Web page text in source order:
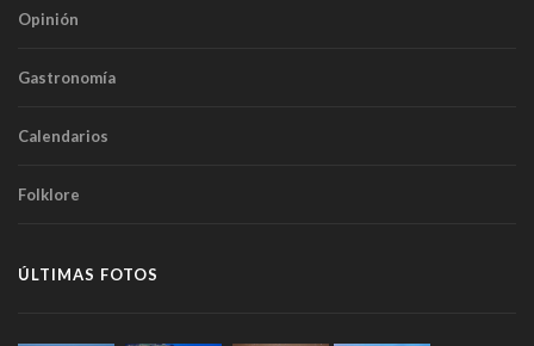
Opinión
Gastronomía
Calendarios
Folklore
ÚLTIMAS FOTOS